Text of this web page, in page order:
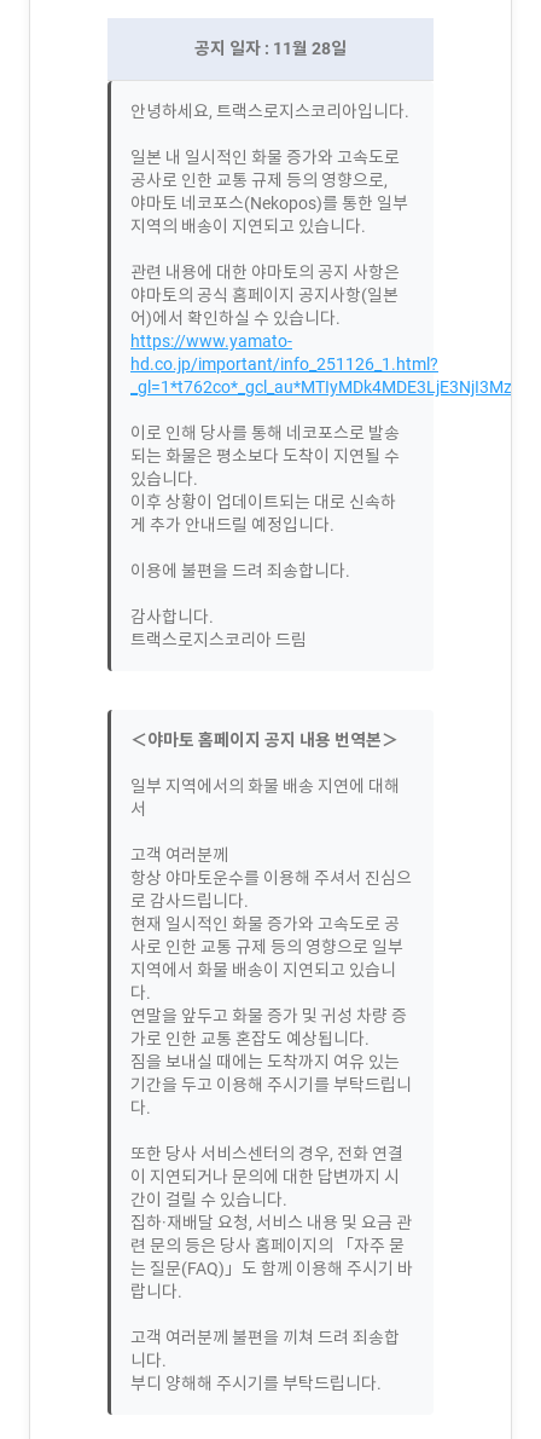
공지 일자 : 11월 28일
안녕하세요, 트랙스로지스코리아입니다.
일본 내 일시적인 화물 증가와 고속도로
공사로 인한 교통 규제 등의 영향으로,
야마토 네코포스(Nekopos)를 통한 일부
지역의 배송이 지연되고 있습니다.
관련 내용에 대한 야마토의 공지 사항은
야마토의 공식 홈페이지 공지사항(일본
어)에서 확인하실 수 있습니다.
https://www.yamato-
hd.co.jp/important/info_251126_1.html?
이로 인해 당사를 통해 네코포스로 발송
되는 화물은 평소보다 도착이 지연될 수
있습니다.
이후 상황이 업데이트되는 대로 신속하
게 추가 안내드릴 예정입니다.
이용에 불편을 드려 죄송합니다.
감사합니다.
트랙스로지스코리아 드림
＜야마토 홈페이지 공지 내용 번역본＞
일부 지역에서의 화물 배송 지연에 대해
서
고객 여러분께
항상 야마토운수를 이용해 주셔서 진심으
로 감사드립니다.
현재 일시적인 화물 증가와 고속도로 공
사로 인한 교통 규제 등의 영향으로 일부
지역에서 화물 배송이 지연되고 있습니
다.
연말을 앞두고 화물 증가 및 귀성 차량 증
가로 인한 교통 혼잡도 예상됩니다.
짐을 보내실 때에는 도착까지 여유 있는
기간을 두고 이용해 주시기를 부탁드립니
다.
또한 당사 서비스센터의 경우, 전화 연결
이 지연되거나 문의에 대한 답변까지 시
간이 걸릴 수 있습니다.
집하·재배달 요청, 서비스 내용 및 요금 관
련 문의 등은 당사 홈페이지의 「자주 묻
는 질문(FAQ)」도 함께 이용해 주시기 바
랍니다.
고객 여러분께 불편을 끼쳐 드려 죄송합
니다.
부디 양해해 주시기를 부탁드립니다.